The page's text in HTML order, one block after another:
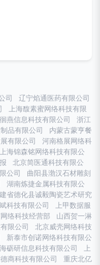
司
辽宁焰通医药有限公司
上海馥素蜜网络科技有限
徊燕信息科技有限公司
浙江
品有限公司
内蒙古蒙亨餐
有限公司
河南格展网络科
上海锦森铭网络科技有限公
北京简医通科技有限公
公司
曲阳县渤汉石材雕刻
湖南炼捷金属科技有限公
省德化县诚毅陶瓷艺术研究
科技有限公司
上甲数据服
络科技经营部
山西贺一淋
限公司
北京威壳网络科技
新泰市创诺网络科技有限公
海砺研信息科技有限公司
上
商科技有限公司
重庆北亿